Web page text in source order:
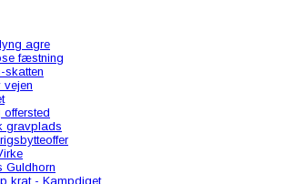
agre
fæstning
skatten
vejen
gravplads
Guldhorn
krat - Kampdiget